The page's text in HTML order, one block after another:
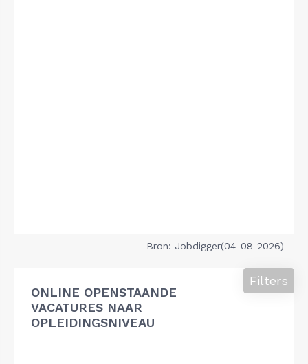
Bron: Jobdigger(04-08-2026)
ONLINE OPENSTAANDE
VACATURES NAAR
OPLEIDINGSNIVEAU
Filters